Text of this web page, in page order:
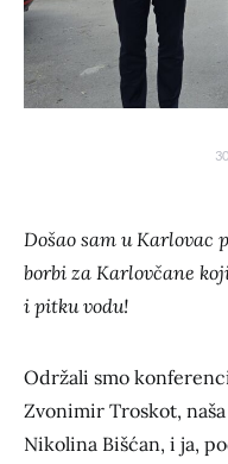
Došao sam u
borbi za Karlovčane
i pitku vodu!
Održali smo
Zvonimir Troskot,
Nikolina Bišćan, i ja,